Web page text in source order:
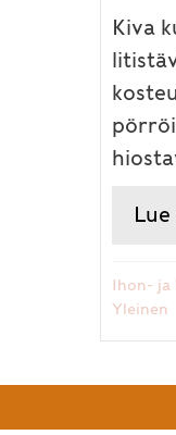
Kiva
Ihon- ja
Yleinen